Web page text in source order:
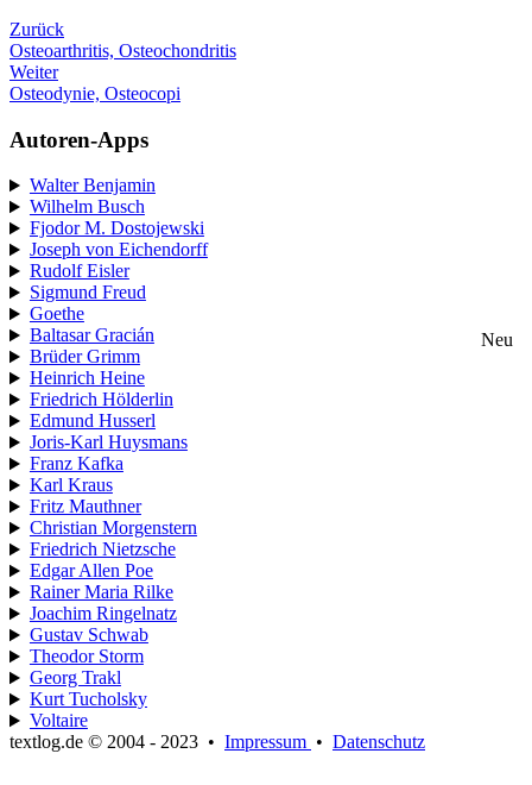
Zurück
Osteoarthritis, Osteochondritis
Weiter
Osteodynie, Osteocopi
Autoren-Apps
Walter Benjamin
Wilhelm Busch
Fjodor M. Dostojewski
Joseph von Eichendorff
Rudolf Eisler
Sigmund Freud
Goethe
Baltasar Gracián
Neu
Brüder Grimm
Heinrich Heine
Friedrich Hölderlin
Edmund Husserl
Joris-Karl Huysmans
Franz Kafka
Karl Kraus
Fritz Mauthner
Christian Morgenstern
Friedrich Nietzsche
Edgar Allen Poe
Rainer Maria Rilke
Joachim Ringelnatz
Gustav Schwab
Theodor Storm
Georg Trakl
Kurt Tucholsky
Voltaire
textlog.de © 2004 - 2023 • Impressum • Datenschutz